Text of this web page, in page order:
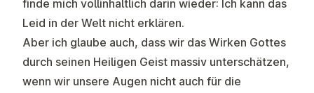
finde mich vollinhaltlich darin wieder: Ich kann das
Leid in der Welt nicht erklären.
Aber ich glaube auch, dass wir das Wirken Gottes
durch seinen Heiligen Geist massiv unterschätzen,
wenn wir unsere Augen nicht auch für die